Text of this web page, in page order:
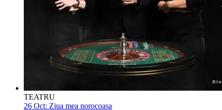
TEATRU
26 Oct: Ziua mea norocoasa